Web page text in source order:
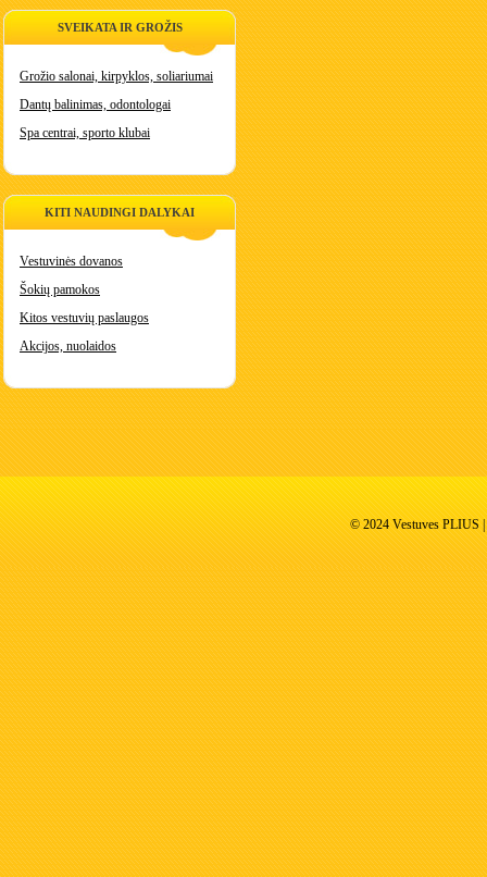
SVEIKATA IR GROŽIS
Grožio salonai, kirpyklos, soliariumai
Dantų balinimas, odontologai
Spa centrai, sporto klubai
KITI NAUDINGI DALYKAI
Vestuvinės dovanos
Šokių pamokos
Kitos vestuvių paslaugos
Akcijos, nuolaidos
© 2024 Vestuves PLIUS